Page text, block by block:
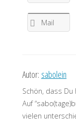
Mail
Autor: sabolein
Schön, dass
Auf
vielen